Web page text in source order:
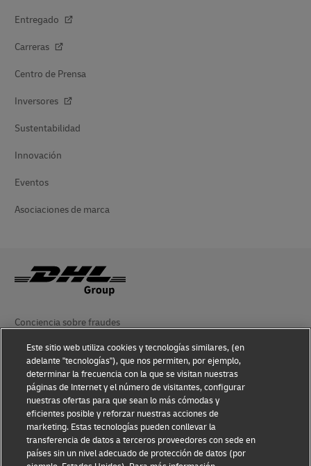
Entregado
Carreras
Centro de Prensa
Inversores
Sustentabilidad
Innovación
Eventos
Asociaciones de marca
Conciencia sobre fraudes
Aviso Legal
Condiciones de Uso
Aviso de Privacidad
Información adicional
Ajustes de cookies
Este sitio web utiliza cookies y tecnologías similares, (en
adelante "tecnologías"), que nos permiten, por ejemplo,
determinar la frecuencia con la que se visitan nuestras
páginas de Internet y el número de visitantes, configurar
nuestras ofertas para que sean lo más cómodas y
eficientes posible y reforzar nuestras acciones de
marketing. Estas tecnologías pueden conllevar la
transferencia de datos a terceros proveedores con sede en
países sin un nivel adecuado de protección de datos (por